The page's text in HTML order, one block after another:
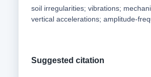
soil irregularities; vibrations;
vertical accelerations; amplitude-
Suggested citation